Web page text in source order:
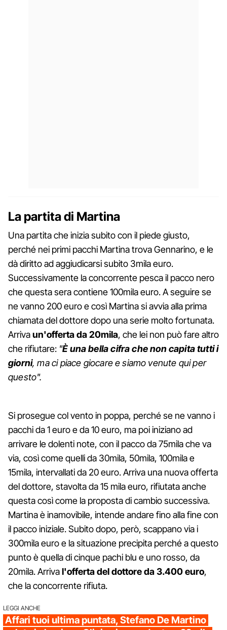
La partita di Martina
Una partita che inizia subito con il piede giusto,
perché nei primi pacchi Martina trova Gennarino, e le
dà diritto ad aggiudicarsi subito 3mila euro.
Successivamente la concorrente pesca il pacco nero
che questa sera contiene 100mila euro. A seguire se
ne vanno 200 euro e così Martina si avvia alla prima
chiamata del dottore dopo una serie molto fortunata.
Arrivaun'offerta da 20mila, che lei non può fare altro
che rifiutare: "È una bella cifra che non capita tutti i
giorni, ma ci piace giocare e siamo venute qui per
questo".
Si prosegue col vento in poppa, perché se ne vanno i
pacchi da 1 euro e da 10 euro, ma poi iniziano ad
arrivare le dolenti note, con il pacco da 75mila che va
via, così come quelli da 30mila, 50mila, 100mila e
15mila, intervallati da 20 euro. Arriva una nuova offerta
del dottore, stavolta da 15 mila euro, rifiutata anche
questa così come la proposta di cambio successiva.
Martina è inamovibile, intende andare fino alla fine con
il pacco iniziale. Subito dopo, però, scappano via i
300mila euro e la situazione precipita perché a questo
punto è quella di cinque pachi blu e uno rosso, da
20mila. Arrival'offerta del dottore da 3.400 euro,
che la concorrente rifiuta.
LEGGI ANCHE
Affari tuoi ultima puntata, Stefano De Martino